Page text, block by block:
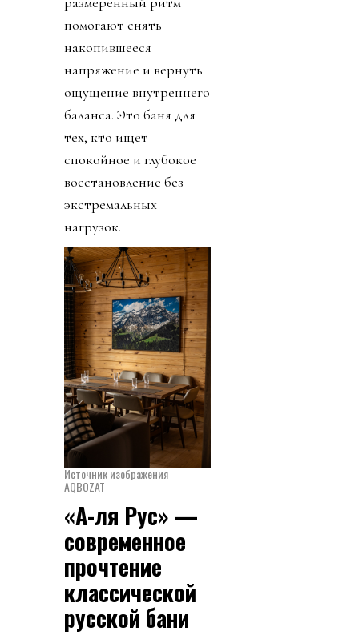
помогают снять
накопившееся
напряжение и вернуть
ощущение внутреннего
баланса. Это баня для
тех, кто ищет
спокойное и глубокое
восстановление без
экстремальных
нагрузок.
Источник изображения
AQBOZAT
«А-ля Рус» —
современное
прочтение
классической
русской бани